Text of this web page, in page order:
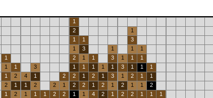
1
2
1
1
1
3
1
3 1 1
1
1
2 1 1 3 1 1
1
1
1 3 1 1 1 1 1 3 1 1
1
1 2 4 1 2 2 1 2 1 3 1 2 1
1
2 1 1 2 2 1 2 2 1 2 1 2 1 1
2
1 2 1 1 1 2 2 1 1 4 2 1 2 2 1 1
1